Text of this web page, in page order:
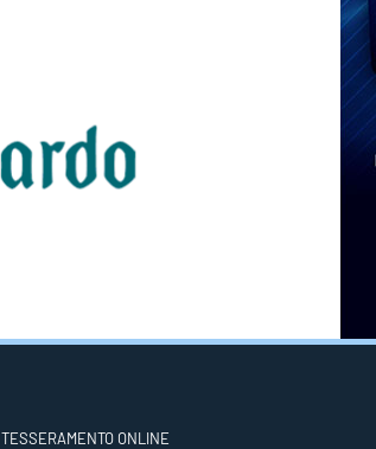
TESSERAMENTO ONLINE